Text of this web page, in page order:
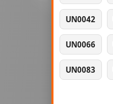
UN0042
UN0066
UN0083